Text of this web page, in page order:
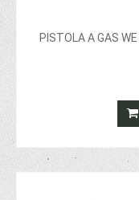
PISTOLA A GAS